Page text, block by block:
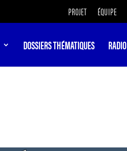
PROJET ÉQUIPE
DOSSIERS THÉMATIQUES RADIO